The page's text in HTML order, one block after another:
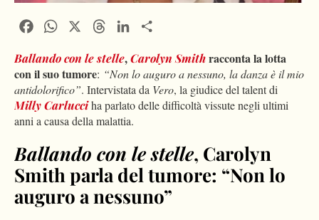
FacebookWhatsApp ThreadsLinkedIn
Ballando con le stelle,Carolyn Smithracconta la lotta
con il suo tumore: “Non lo auguro a nessuno, la danza è il mio
antidolorifico”. Intervistata da Vero, la giudice del talent di
Milly Carlucciha parlato delle difficoltà vissute negli ultimi
anni a causa della malattia.
Ballando con le stelle, Carolyn
Smith parla del tumore: “Non lo
auguro a nessuno”